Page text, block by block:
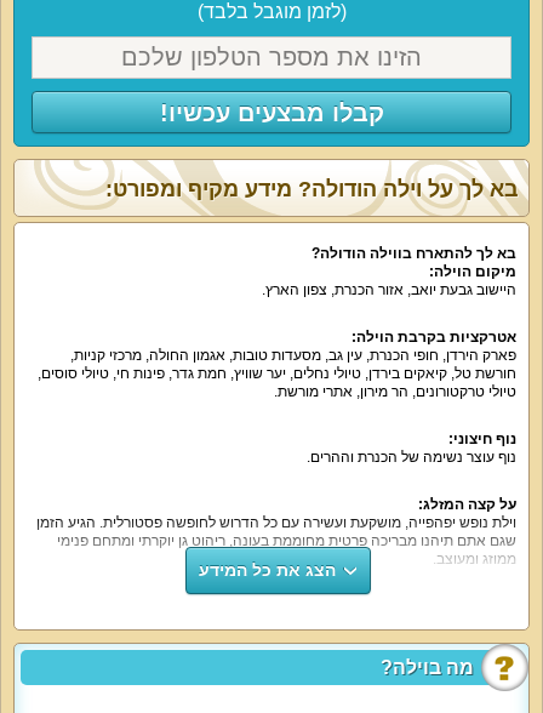
(לזמן מוגבל בלבד)
קבלו מבצעים עכשיו!
מה בוילה?
בא לך על וילה הודולה? מידע מקיף ומפורט:
בא לך להתארח בווילה הודולה?
מיקום הוילה:
היישוב גבעת יואב, אזור הכנרת, צפון הארץ.
אטרקציות בקרבת הוילה:
פארק הירדן, חופי הכנרת, עין גב, מסעדות טובות, אגמון החולה, מרכזי קניות,
חורשת טל, קיאקים בירדן, טיולי נחלים, יער שוויץ, חמת גדר, פינות חי, טיולי סוסים,
טיולי טרקטורונים, הר מירון, אתרי מורשת.
נוף חיצוני:
נוף עוצר נשימה של הכנרת וההרים.
על קצה המזלג:
וילת נופש יפהפייה, מושקעת ועשירה עם כל הדרוש לחופשה פסטורלית. הגיע הזמן
שגם אתם תיהנו מבריכה פרטית מחוממת בעונה, ריהוט גן יוקרתי ומתחם פנימי
ממוזג ומעוצב.
2 חדרי שינה עם מיטה זוגית, ספה נפתחת, לול.
בכל חדרי השינה מיזוג אוויר, שידות, ארון אחסון, מסך שטוח. לרשותכם 5 חדרי
רחצה בווילה.
הצג את כל המידע